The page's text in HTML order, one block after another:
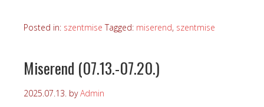
Posted in: szentmise Tagged: miserend, szentmise
Miserend (07.13.-07.20.)
2025.07.13. byAdmin